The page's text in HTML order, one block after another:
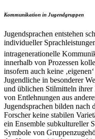
Kommunikation in Jugendgruppen
Jugendsprachen entstehen
individueller
intragenerationelle
innerhalb von Prozessen
insofern auch keine
Jugendliche in besonderer
und üblichen Stilmitteln ihrer
von Entlehnungen aus
Jugendsprachen bilden nach
Forscher keine stabilen
ein Ensemble subkultureller
Symbole von